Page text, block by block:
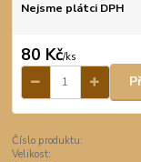
Nejsme plátci DPH
80 Kč/ks
Číslo produktu:
Velikost: